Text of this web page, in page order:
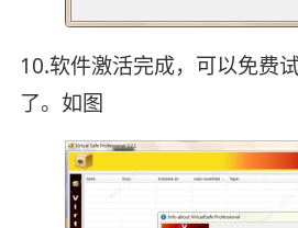
10.软件激活完成，可以免费
了。如图